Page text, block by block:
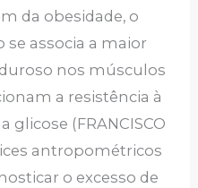
da obesidade, o
associa a maior
nos músculos
a resistência à
glicose (FRANCISCO
antropométricos
o excesso de